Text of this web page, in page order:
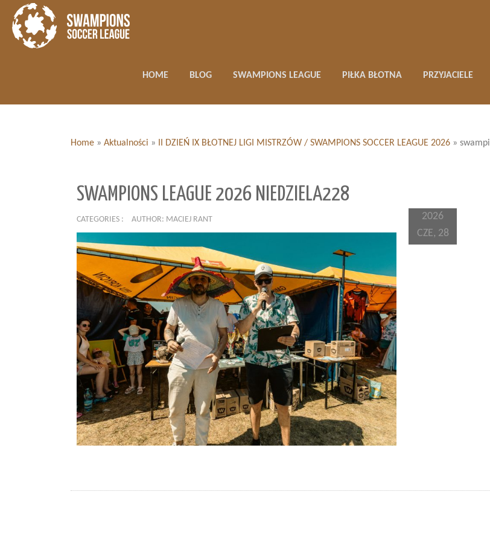
HOME BLOG SWAMPIONS LEAGUE PIŁKA BŁOTNA PRZYJACIELE
Home » Aktualności » II DZIEŃ IX BŁOTNEJ LIGI MISTRZÓW / SWAMPIONS SOCCER LEAGUE 2026 »
SWAMPIONS LEAGUE 2026 NIEDZIELA228
CATEGORIES : AUTHOR: MACIEJ RANT
2026
CZE, 28